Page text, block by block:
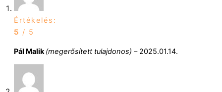
Értékelés:
5 / 5
Pál Malik(megerősített tulajdonos) – 2025.01.14.